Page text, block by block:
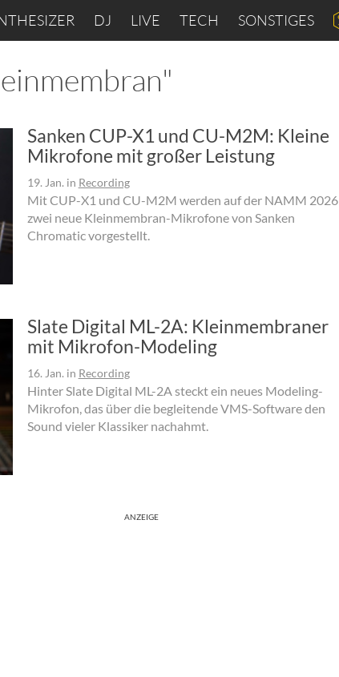
DJ LIVE TECH SONSTIGES
Sanken CUP-X1 und CU-M2M: Kleine
Mikrofone mit großer Leistung
19. Jan. in Recording
Mit CUP-X1 und CU-M2M werden auf der NAMM 2026
zwei neue Kleinmembran-Mikrofone von Sanken
Chromatic vorgestellt.
Slate Digital ML-2A: Kleinmembraner
mit Mikrofon-Modeling
16. Jan. in Recording
Hinter Slate Digital ML-2A steckt ein neues Modeling-
Mikrofon, das über die begleitende VMS-Software den
Sound vieler Klassiker nachahmt.
ANZEIGE